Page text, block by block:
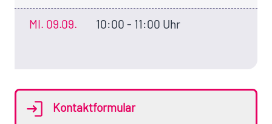
MI. 09.09. 10:00 - 11:00 Uhr
Kontaktformular